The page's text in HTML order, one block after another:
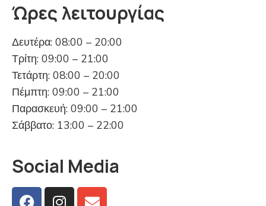
Ώρες λειτουργίας
Δευτέρα: 08:00 – 20:00
Τρίτη: 09:00 – 21:00
Τετάρτη: 08:00 – 20:00
Πέμπτη: 09:00 – 21:00
Παρασκευή: 09:00 – 21:00
Σάββατο: 13:00 – 22:00
Social Media